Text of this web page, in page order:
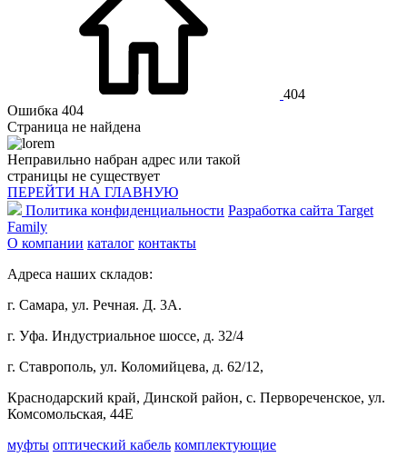
404
Ошибка 404
Страница не найдена
Неправильно набран адрес или такой
страницы не существует
ПЕРЕЙТИ НА ГЛАВНУЮ
Политика конфиденциальности Разработка сайта Target
Family
О компании каталог контакты
Адреса наших складов:
г. Самара, ул. Речная. Д. 3А.
г. Уфа. Индустриальное шоссе, д. 32/4
г. Ставрополь, ул. Коломийцева, д. 62/12,
Краснодарский край, Динской район, с. Первореченское, ул.
Комсомольская, 44Е
муфты оптический кабель комплектующие